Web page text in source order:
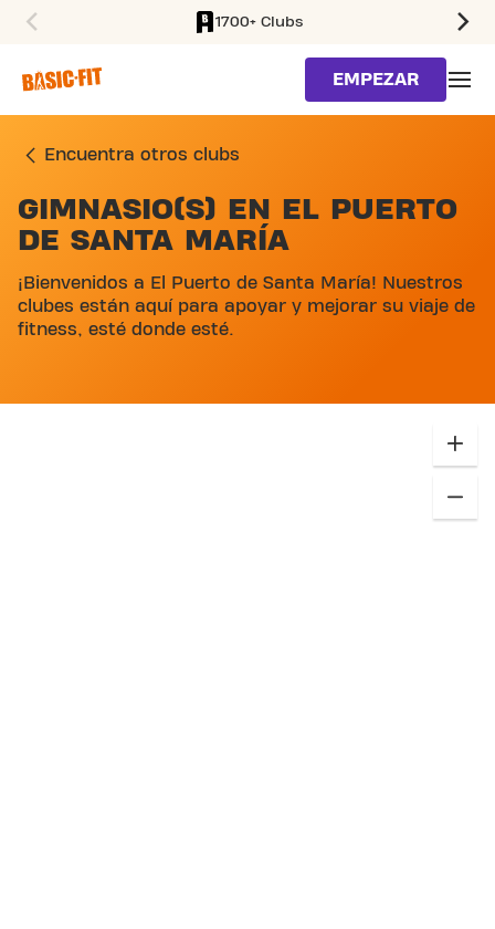
1700+ Clubs
EMPEZAR
Encuentra otros clubs
SKIP MAP LIST
GIMNASIO(S) EN EL PUERTO
DE SANTA MARÍA
¡Bienvenidos a El Puerto de Santa María! Nuestros
clubes están aquí para apoyar y mejorar su viaje de
fitness, esté donde esté.